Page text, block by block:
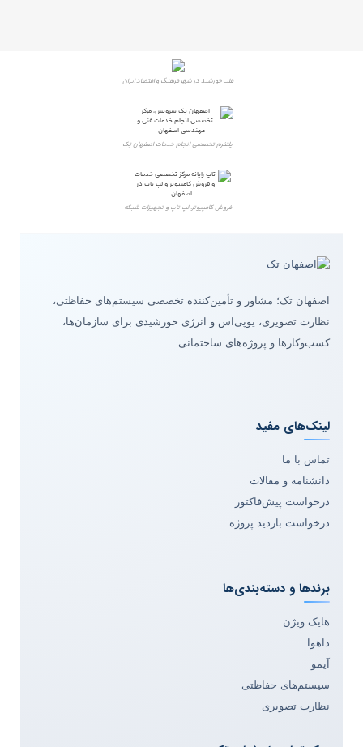
قلب خورشید در شهر فرهنگ و اقتصاد ایران
پلتفرم تخصصی انجام خدمات اصفهان تِک
فروش کامپیوتر، لپ تاپ و تجهیزات شبکه
اصفهان تک؛ مشاور و تأمین‌کننده تخصصی سیستم‌های حفاظتی،
نظارت تصویری، یوپی‌اس و انرژی خورشیدی برای سازمان‌ها،
کسب‌وکارها و پروژه‌های ساختمانی.
لینک‌های مفید
تماس با ما
دانشنامه و مقالات
درخواست پیش‌فاکتور
درخواست بازدید پروژه
برندها و دسته‌بندی‌ها
هایک ویژن
داهوا
آیمو
سیستم‌های حفاظتی
نظارت تصویری